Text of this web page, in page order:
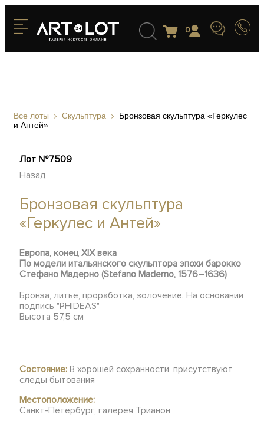
0
Все лоты Скульптура
Бронзовая скульптура «Геркулес
и Антей»
Лот №7509
Назад
Бронзовая скульптура
«Геркулес и Антей»
Европа, конец XIX века
По модели итальянского скульптора эпохи барокко
Стефано Мадерно (Stefano Maderno, 1576–1636)
Бронза, литье, проработка, золочение. На основании
подпись "PHIDEAS"
Высота 57,5 см
Состояние: В хорошей сохранности, присутствуют
следы бытования
Местоположение:
Санкт-Петербург, галерея Трианон